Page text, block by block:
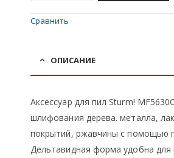
Сравнить
ОПИСАНИЕ
Аксессуар для пил Sturm!
шлифования дерева. металла,
покрытий, ржавчины с
Дельтавидная форма удобна для